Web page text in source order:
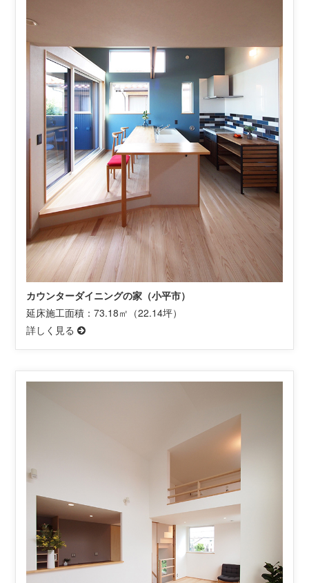
カウンターダイニングの家（小平市）
延床施工面積：73.18㎡（22.14坪）
詳しく見る